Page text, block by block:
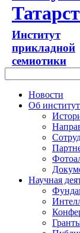
Институт
прикладной
семиотики
Новости
Об
Научная